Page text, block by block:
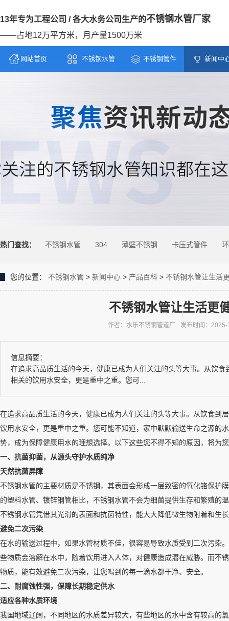
13年专为工程公司 / 各大水务公司生产的不锈钢水管厂家
——占地12万平方米，月产量1500万米
网站首页 不锈钢水管 不锈钢管件 新闻中
热门查找： 不锈钢水管 304 薄壁不锈钢 卡压式管件
您的位置： 不锈钢水管 > 新闻中心 > 产品百科 > 不锈钢水管让生活
不锈钢水管让生活更
作者：水乐不锈钢管道厂 发布时间：
信息摘要：
在追求高品质生活的今天，健康已成为人们关注的头等大事。从饮
相关的饮用水安全，更是重中之重。您可...
在追求高品质生活的今天，健康已成为人们关注的头等大事。从饮食到
饮用水安全，更是重中之重。您可能不知道，家中默默输送生命之源的
势，成为保障健康用水的理想选择。以下这些您不得不知的原因，将为
一、抗菌抑菌，从源头守护水质纯净
天然抗菌屏障
不锈钢水管的主要材质是不锈钢，其表面会形成一层致密的氧化铬保护
的塑料水管、镀锌钢管相比，不锈钢水管不会为细菌提供生存和繁殖的
不锈钢水管凭借其光滑的表面和抗菌特性，能大大降低微生物附着和生
避免二次污染
在水的输送过程中，如果水管材质不佳，很容易导致水质受到二次污染
些物质会溶解在水中，随着饮用进入人体，对健康造成潜在威胁。而不
物质，能有效避免二次污染，让您喝到的每一滴水都干净、安全。
二、耐腐蚀性强，保障长期稳定供水
适应各种水质环境
我国地域辽阔，不同地区的水质差异较大，有些地区的水中含有较高的